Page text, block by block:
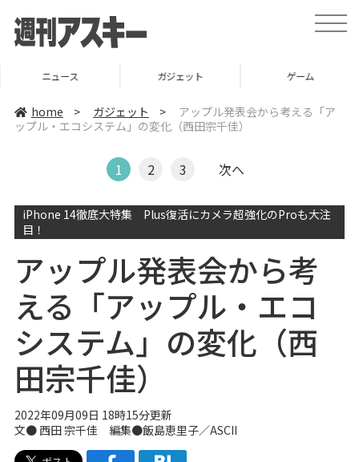
t
o
v
ニュース ガジェット ゲーム
home > ガジェット >
アップル発表会から考える「ア
ップル・エコシステム」の変化（西田宗千佳）
1 2 3 次へ
iPhone 14徹底大特集 Plus復活にカメラ超強化のProも大注
目！
アップル発表会から考
える「アップル・エコ
システム」の変化（西
田宗千佳）
2022年09月09日 18時15分更新
文● 西田 宗千佳 編集●飯島恵里子／ASCII